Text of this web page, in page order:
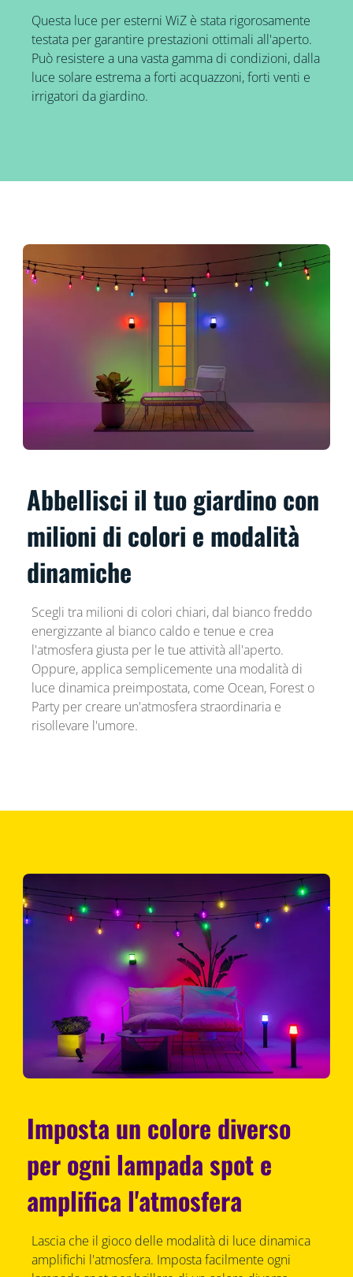
Questa luce per esterni WiZ è stata rigorosamente
testata per garantire prestazioni ottimali all'aperto.
Può resistere a una vasta gamma di condizioni, dalla
luce solare estrema a forti acquazzoni, forti venti e
irrigatori da giardino.
Abbellisci il tuo giardino con
milioni di colori e modalità
dinamiche
Scegli tra milioni di colori chiari, dal bianco freddo
energizzante al bianco caldo e tenue e crea
l'atmosfera giusta per le tue attività all'aperto.
Oppure, applica semplicemente una modalità di
luce dinamica preimpostata, come Ocean, Forest o
Party per creare un'atmosfera straordinaria e
risollevare l'umore.
Imposta un colore diverso
per ogni lampada spot e
amplifica l'atmosfera
Lascia che il gioco delle modalità di luce dinamica
amplifichi l'atmosfera. Imposta facilmente ogni